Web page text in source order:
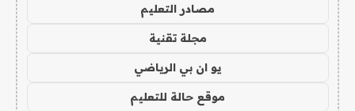
مصادر التعليم
مجلة تقنية
يو ان بي الرياضي
موقع حالة للتعليم